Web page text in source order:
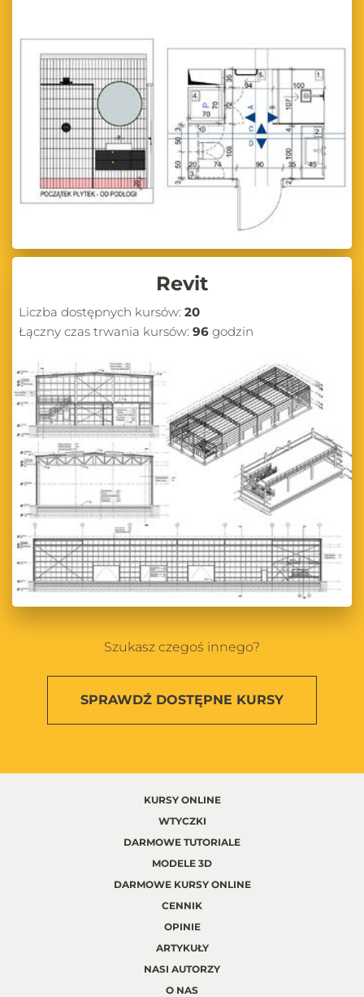
Revit
Liczba dostępnych kursów: 20
Łączny czas trwania kursów: 96 godzin
Szukasz czegoś innego?
SPRAWDŹ DOSTĘPNE KURSY
KURSY ONLINE
WTYCZKI
DARMOWE TUTORIALE
MODELE 3D
DARMOWE KURSY ONLINE
CENNIK
OPINIE
ARTYKUŁY
NASI AUTORZY
O NAS